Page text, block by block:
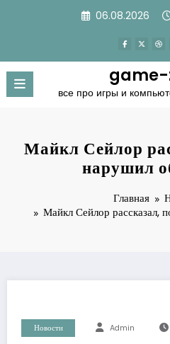
06.08.2026
game-
все про игры и
Майкл Сейлор
нарушил
Главная
Майкл Сейлор рассказал,
Новости Admin